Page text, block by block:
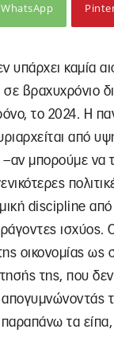
WhatsApp
υπάρχει καμία
βραχυχρόνιο
το 2024. Η
από
–αν μπορούμε να
discipline από
ισχύος.
οικονομίας ως
της, που δεν
τα είπα,